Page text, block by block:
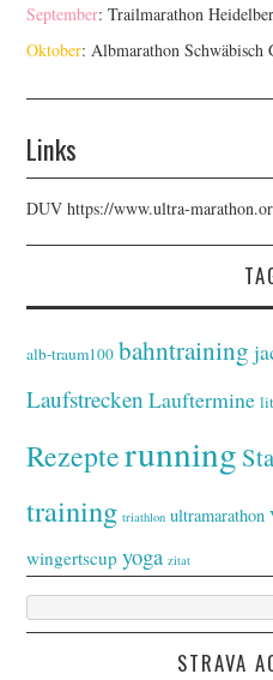
September: Trailmarathon
Oktober: Albmarathon Schwäbisch
Links
DUVhttps://www.ultra-
alb-traum100 bahntraining
Laufstrecken Lauftermine
Rezepterunning
training triathlon ultramarathon
wingertscup yoga zitat
STRAVA